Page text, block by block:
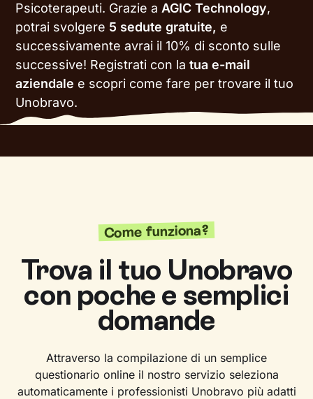
Psicoterapeuti. Grazie a AGIC Technology,
potrai svolgere 5 sedute gratuite, e
successivamente avrai il 10% di sconto sulle
successive! Registrati con latua e-mail
aziendale e scopri come fare per trovare il tuo
Unobravo.
Come funziona?
Trova il tuo Unobravo
con poche e semplici
domande
Attraverso la compilazione di un semplice
questionario online il nostro servizio seleziona
automaticamente i professionisti Unobravo più adatti